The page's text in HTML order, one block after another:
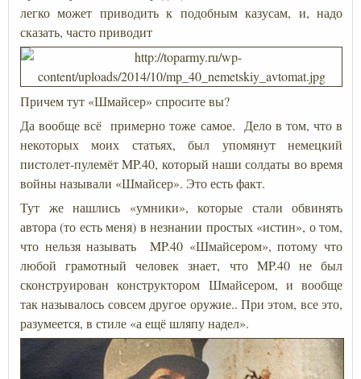
легко может приводить к подобным казусам, и, надо
сказать, часто приводит
Причем тут «Шмайсер» спросите вы?
Да вообще всё примерно тоже самое. Дело в том, что в
некоторых моих статьях, был упомянут немецкий
пистолет-пулемёт MP.40, который наши солдаты во время
войны называли «Шмайсер». Это есть факт.
Тут же нашлись «умники», которые стали обвинять
автора (то есть меня) в незнании простых «истин», о том,
что нельзя называть MP.40 «Шмайсером», потому что
любой грамотный человек знает, что MP.40 не был
сконструирован конструктором Шмайсером, и вообще
так называлось совсем другое оружие.. При этом, все это,
разумеется, в стиле «а ещё шляпу надел».